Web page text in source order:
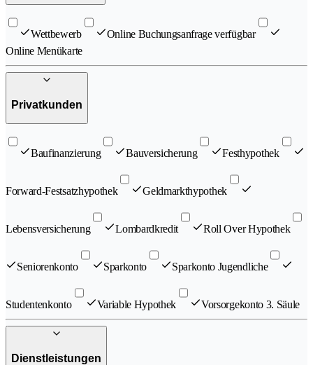
Wettbewerb
Online Buchungsanfrage verfügbar
Online Menükarte
Privatkunden
Baufinanzierung Bauversicherung Festhypothek
Forward-Festsatzhypothek Geldmarkthypothek
Lebensversicherung Lombardkredit Roll Over Hypothek
Seniorenkonto Sparkonto Sparkonto Jugendliche
Studentenkonto Variable Hypothek Vorsorgekonto 3. Säule
Dienstleistungen